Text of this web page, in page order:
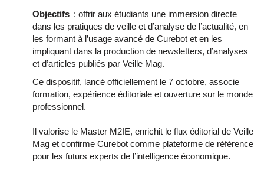
Objectifs : offrir aux étudiants une immersion directe
dans les pratiques de veille et d’analyse de l’actualité, en
les formant à l’usage avancé de Curebot et en les
impliquant dans la production de newsletters, d’analyses
et d’articles publiés par Veille Mag.
Ce dispositif, lancé officiellement le 7 octobre, associe
formation, expérience éditoriale et ouverture sur le monde
professionnel.
Il valorise le Master M2IE, enrichit le flux éditorial de Veille
Mag et confirme Curebot comme plateforme de référence
pour les futurs experts de l’intelligence économique.